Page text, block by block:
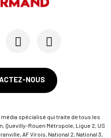
NOUS
média spécialisé qui traite de tous les
Quevilly-Rouen Métropole, Ligue 2, US
AF Virois, National 2, National 3,